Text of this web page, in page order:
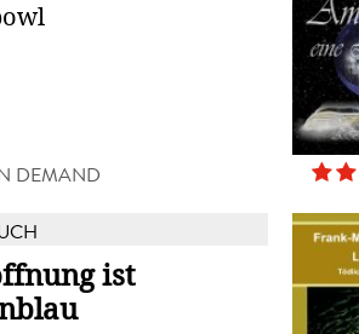
DEMAND
ist